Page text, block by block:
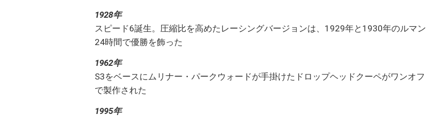
1928年
スピード6誕生。圧縮比を高めたレーシングバージョンは、1929年と1930年のルマン
24時間で優勝を飾った
1962年
S3をベースにムリナー・パークウォードが手掛けたドロップヘッドクーペがワンオフ
で製作された
1995年